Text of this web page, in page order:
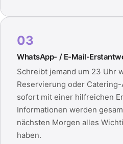
03
WhatsApp- / E-Mail-
Schreibt jemand um 23 Uhr
Reservierung oder
sofort mit einer hilfreichen
Informationen werden
nächsten Morgen alles
haben.